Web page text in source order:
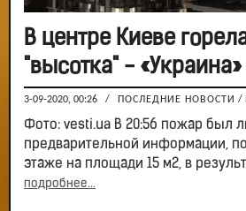
В центре Киеве
"высотка" - «Украина»
3-09-2020, 00:26 / ПОСЛЕДНИЕ НОВОСТИ /
Фото: vesti.ua В 20:56 пожар был
предварительной информации,
этаже на площади 15 м2, в
подробнее...